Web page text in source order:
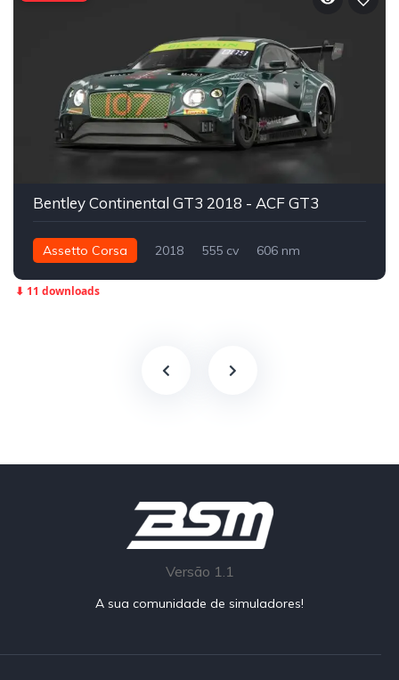
Bentley Continental GT3 2018 - ACF GT3
Assetto Corsa 2018 555 cv
606 nm
⬇ 11 downloads
Versão 1.1
A sua comunidade de simuladores!